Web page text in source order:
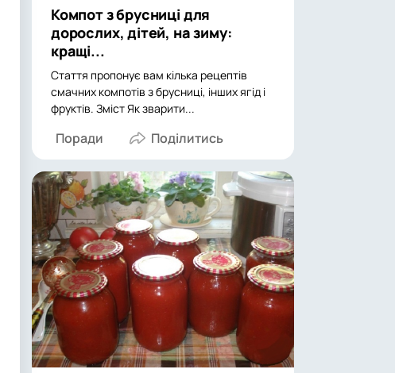
Компот з брусниці для
дорослих, дітей, на зиму:
кращі...
Стаття пропонує вам кілька рецептів
смачних компотів з брусниці, інших ягід і
фруктів. Зміст Як зварити...
Поради